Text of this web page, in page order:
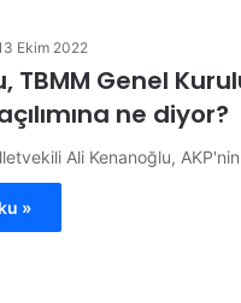
Ekim 2022
TBMM Genel
ne diyor?
Ali Kenanoğlu,
»